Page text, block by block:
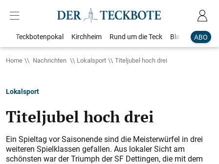
ABO
Teckbotenpokal Kirchheim Rund um die Teck Blaulicht
Home Nachrichten Lokalsport Titeljubel hoch drei
Lokalsport
Titeljubel hoch drei
Ein Spieltag vor Saisonende sind die Meisterwürfel in drei
weiteren Spielklassen gefallen. Aus lokaler Sicht am
schönsten war der Triumph der SF Dettingen, die mit dem